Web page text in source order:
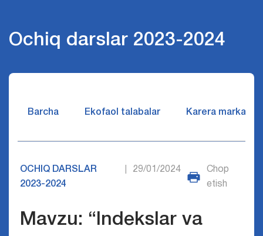
Ochiq darslar 2023-2024
Barcha Ekofaol talabalar Karera markazi
OCHIQ DARSLAR
2023-2024
29/01/2024
Chop
etish
Mavzu: “Indekslar va